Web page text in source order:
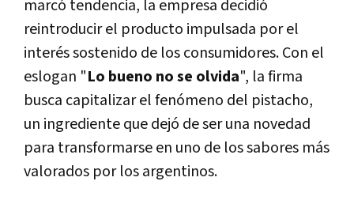
marcó tendencia, la empresa decidió
reintroducir el producto impulsada por el
interés sostenido de los consumidores. Con el
eslogan "Lo bueno no se olvida", la firma
busca capitalizar el fenómeno del pistacho,
un ingrediente que dejó de ser una novedad
para transformarse en uno de los sabores más
valorados por los argentinos.